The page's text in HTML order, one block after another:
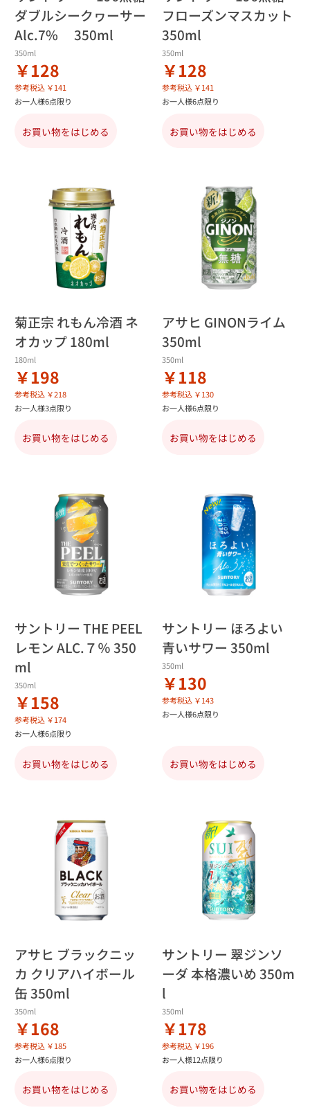
ダブルシークヮーサー
Alc.7% 350ml
350ml
￥128
参考税込 ￥141
お一人様6点限り
お買い物をはじめる
フローズンマスカット
350ml
350ml
￥128
参考税込 ￥141
お一人様6点限り
お買い物をはじめる
菊正宗 れもん冷酒 ネ
オカップ 180ml
180ml
￥198
参考税込 ￥218
お一人様3点限り
お買い物をはじめる
アサヒ GINONライム
350ml
350ml
￥118
参考税込 ￥130
お一人様6点限り
お買い物をはじめる
サントリー THE PEEL
レモン ALC.７％ 350
ml
350ml
￥158
参考税込 ￥174
お一人様6点限り
お買い物をはじめる
サントリー ほろよい
青いサワー 350ml
350ml
￥130
参考税込 ￥143
お一人様6点限り
お買い物をはじめる
アサヒ ブラックニッ
カ クリアハイボール
缶 350ml
350ml
￥168
参考税込 ￥185
お一人様6点限り
お買い物をはじめる
サントリー 翠ジンソ
ーダ 本格濃いめ 350m
l
350ml
￥178
参考税込 ￥196
お一人様12点限り
お買い物をはじめる